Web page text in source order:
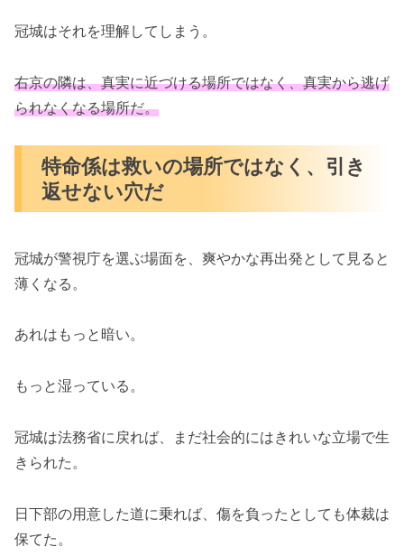
冠城はそれを理解してしまう。
右京の隣は、真実に近づける場所ではなく、真実から逃げ
られなくなる場所だ。
特命係は救いの場所ではなく、引き
返せない穴だ
冠城が警視庁を選ぶ場面を、爽やかな再出発として見ると
薄くなる。
あれはもっと暗い。
もっと湿っている。
冠城は法務省に戻れば、まだ社会的にはきれいな立場で生
きられた。
日下部の用意した道に乗れば、傷を負ったとしても体裁は
保てた。